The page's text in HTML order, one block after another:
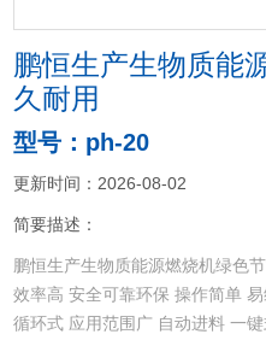
鹏恒生产生物质能
久耐用
型号：ph-20
更新时间：2026-08-02
简要描述：
鹏恒生产生物质能源燃烧机绿色
效率高 安全可靠环保 操作简单
循环式 应用范围广 自动进料 一